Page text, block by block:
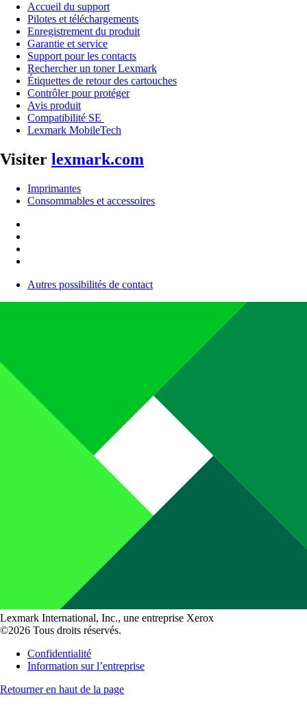
Accueil du support
Pilotes et téléchargements
Enregistrement du produit
Garantie et service
Support pour les contacts
Rechercher un toner Lexmark
Étiquettes de retour des cartouches
Contrôler pour protéger
Avis produit
Compatibilité SE
Lexmark MobileTech
Visiter lexmark.com
Imprimantes
Consommables et accessoires
Autres possibilités de contact
Lexmark International, Inc., une entreprise Xerox
©2026 Tous droits réservés.
Confidentialité
Information sur l’entreprise
Retourner en haut de la page